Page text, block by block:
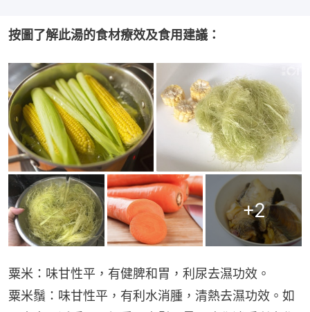
按圖了解此湯的食材療效及食用建議：
+2
粟米：味甘性平，有健脾和胃，利尿去濕功效。
粟米鬚：味甘性平，有利水消腫，清熱去濕功效。如